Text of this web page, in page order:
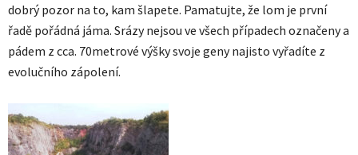
dobrý pozor na to, kam šlapete. Pamatujte, že lom je první
řadě pořádná jáma. Srázy nejsou ve všech případech označeny a
pádem z cca. 70metrové výšky svoje geny najisto vyřadíte z
evolučního zápolení.